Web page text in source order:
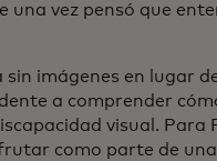
una vez pensó que
sin imágenes en lugar
a comprender
visual. Para
como parte de